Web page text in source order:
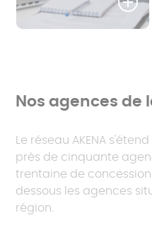
Nos agences de
Le réseau AKENA s'étend
près de cinquante
trentaine de
dessous les agences
région.